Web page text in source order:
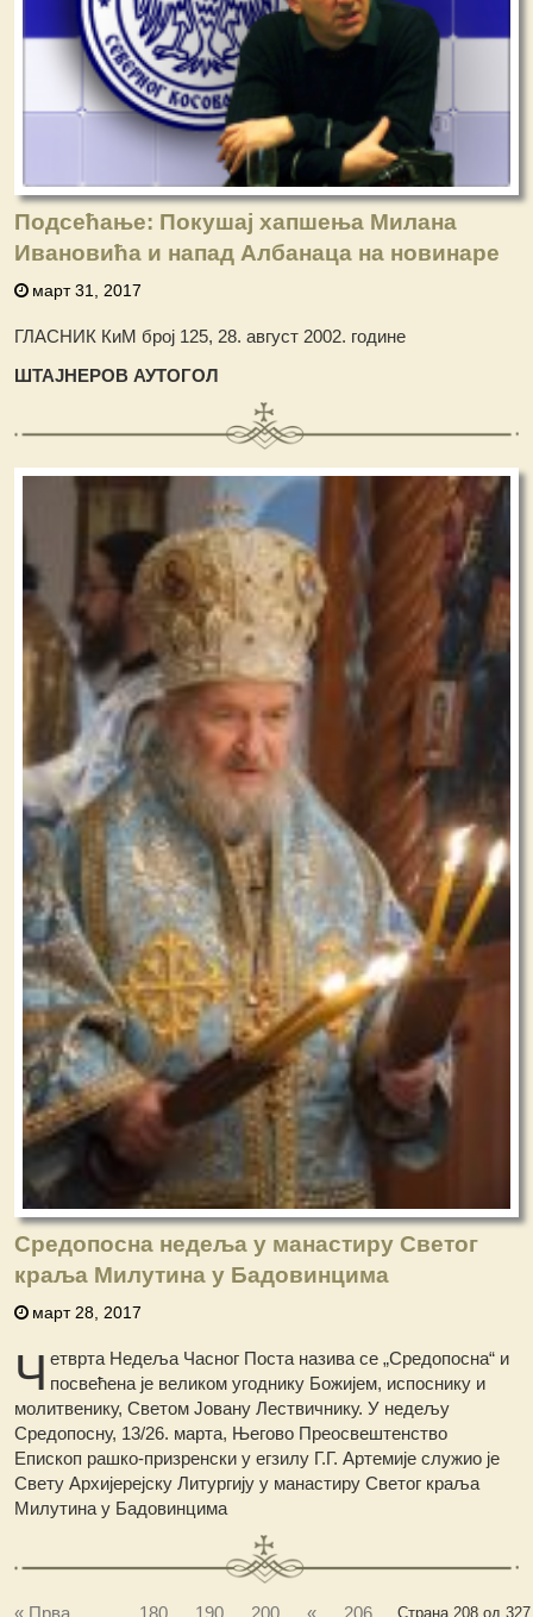
Подсећање: Покушај хапшења Милана
Ивановића и напад Албанаца на новинаре
март 31, 2017
ГЛАСНИК КиМ број 125, 28. август 2002. године
ШТАЈНЕРОВ АУТОГОЛ
Средопосна недеља у манастиру Светог
краља Милутина у Бадовинцима
март 28, 2017
Ч етврта Недеља Часног Поста назива се „Средопосна“ и
посвећена је великом угоднику Божијем, испоснику и
молитвенику, Светом Јовану Лествичнику. У недељу
Средопосну, 13/26. марта, Његово Преосвештенство
Епископ рашко-призренски у егзилу Г.Г. Артемије служио је
Свету Архијерејску Литургију у манастиру Светог краља
Милутина у Бадовинцима
Страна 208 од 327
« Прва 180 190 200 « 206